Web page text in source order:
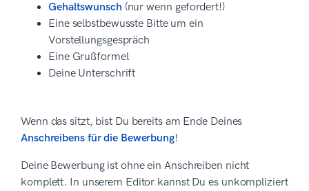
Gehaltswunsch (nur wenn gefordert!)
Eine selbstbewusste Bitte um ein
Vorstellungsgespräch
Eine Grußformel
Deine Unterschrift
Wenn das sitzt, bist Du bereits am Ende Deines
Anschreibens für die Bewerbung!
Deine Bewerbung ist ohne ein Anschreiben nicht
komplett. In unserem Editor kannst Du es unkompliziert